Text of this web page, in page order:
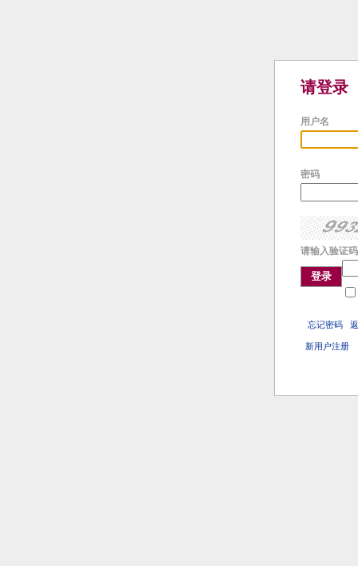
请登录
用户名
密码
请输入验证
登录
忘记密码
新用户注册